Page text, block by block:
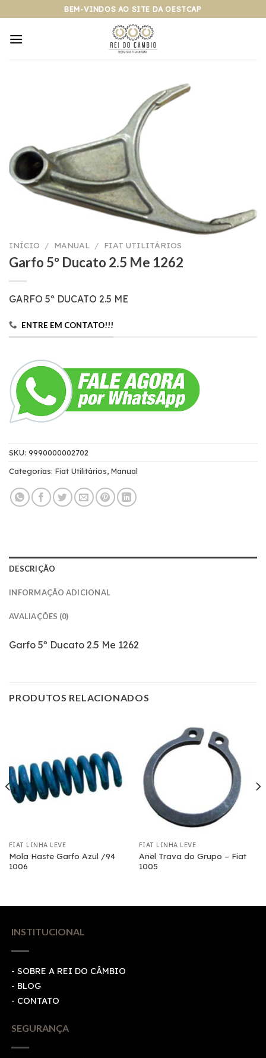
para
BEM-VINDOS AO SITE DA OESTCAP
INÍCIO / MANUAL / FIAT UTILITÁRIOS
Garfo 5º Ducato 2.5 Me 1262
GARFO 5º DUCATO 2.5 ME
ENTRE EM CONTATO!!!
SKU: 9990000002702
Categorias: Fiat Utilitários, Manual
DESCRIÇÃO
INFORMAÇÃO ADICIONAL
AVALIAÇÕES (0)
Garfo 5º Ducato 2.5 Me 1262
PRODUTOS RELACIONADOS
FIAT LINHA LEVE
Mola Haste Garfo Azul /94
1006
FIAT LINHA LEVE
Anel Trava do Grupo – Fiat
1005
INSTITUCIONAL
- SOBRE A REI DO CÂMBIO
- BLOG
- CONTATO
SEGURANÇA